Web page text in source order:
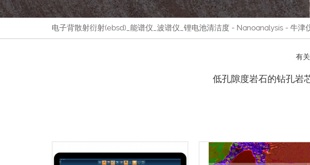
电子背散射衍射(ebsd)_能谱仪_波谱仪_锂电池清洁度 - Nanoanalysis - 牛津
有
低孔隙度岩石的钻孔岩